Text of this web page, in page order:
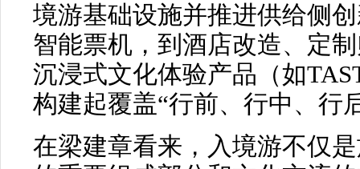
境游基础设施并推进供给侧
智能票机，到酒店改造、定
沉浸式文化体验产品（如
构建起覆盖“行前、行中、行
在梁建章看来，入境游不仅